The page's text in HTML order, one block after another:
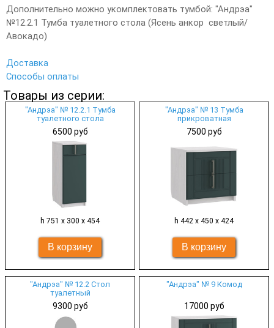
Дополнительно можно укомплектовать тумбой: "Андрэа"
№12.2.1 Тумба туалетного стола (Ясень анкор светлый/
Авокадо)
Доставка
Способы оплаты
Товары из серии:
"Андрэа" № 12.2.1 Тумба
туалетного стола
6500 руб
h 751 х 300 х 454
"Андрэа" № 13 Тумба
прикроватная
7500 руб
h 442 х 450 х 424
"Андрэа" № 12.2 Стол
туалетный
9300 руб
"Андрэа" № 9 Комод
17000 руб